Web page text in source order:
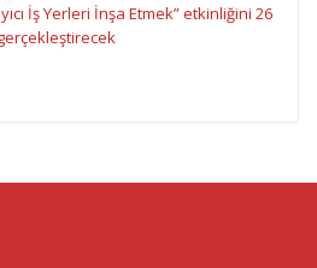
İş Yerleri İnşa Etmek” etkinliğini 26